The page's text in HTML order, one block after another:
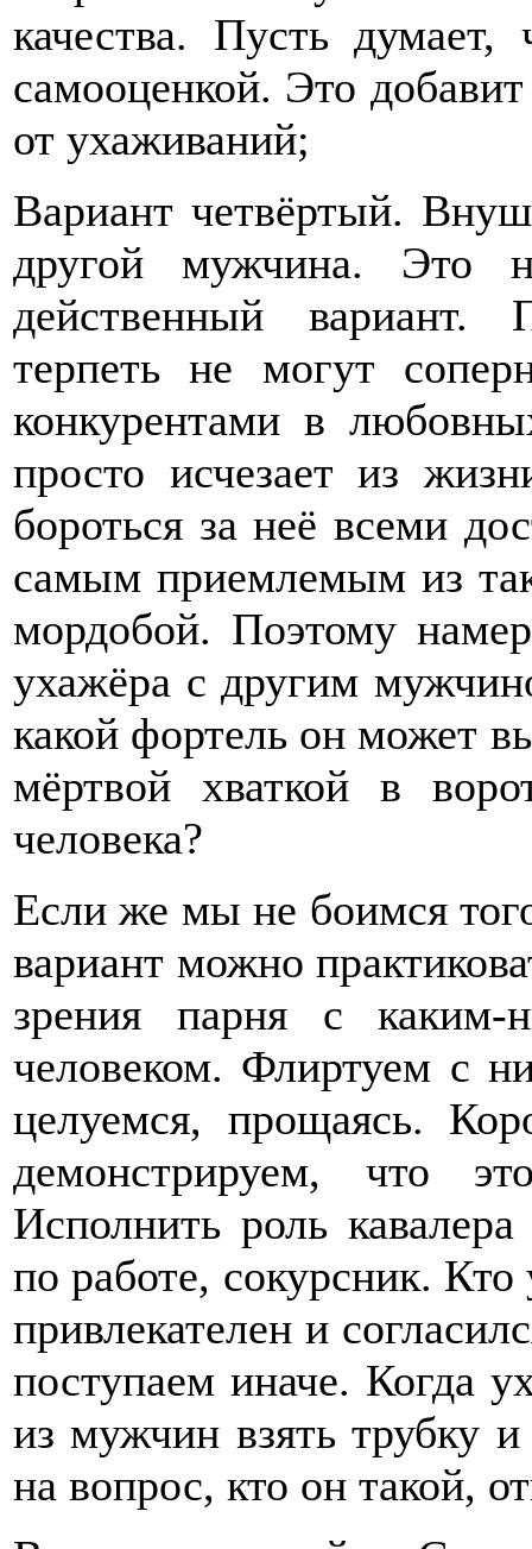
качества. Пусть
самооценкой. Это
от ухаживаний;
Вариант четвёртый.
другой мужчина. Это
действенный вариант.
терпеть не могут
конкурентами в
просто исчезает из
бороться за неё всеми
самым приемлемым из
мордобой. Поэтому
ухажёра с другим
какой фортель он может
мёртвой хваткой в
человека?
Если же мы не боимся
вариант можно
зрения парня с каким-
человеком. Флиртуем с
целуемся, прощаясь.
демонстрируем, что
Исполнить роль
по работе, сокурсник.
привлекателен и
поступаем иначе. Когда
из мужчин взять трубку
на вопрос, кто он такой,